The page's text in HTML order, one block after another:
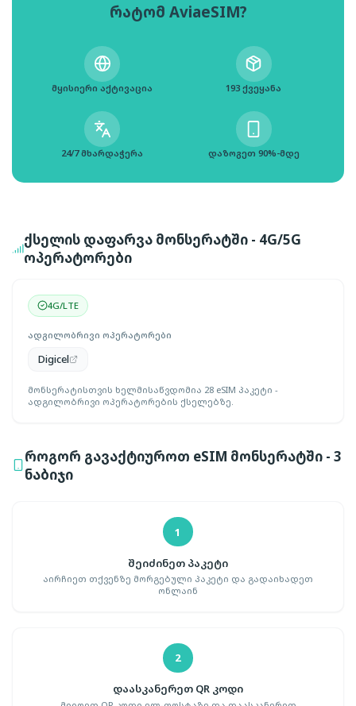
რატომ AviaeSIM?
მყისიერი აქტივაცია 193 ქვეყანა
24/7 მხარდაჭერა დაზოგეთ 90%-მდე
ქსელის დაფარვა მონსერატში - 4G/5G
ოპერატორები
4G/LTE
ადგილობრივი ოპერატორები
Digicel
მონსერატისთვის ხელმისაწვდომია 28 eSIM პაკეტი -
ადგილობრივი ოპერატორების ქსელებზე.
როგორ გავაქტიუროთ eSIM მონსერატში - 3
ნაბიჯი
1
შეიძინეთ პაკეტი
აირჩიეთ თქვენზე მორგებული პაკეტი და გადაიხადეთ
ონლაინ
2
დაასკანერეთ QR კოდი